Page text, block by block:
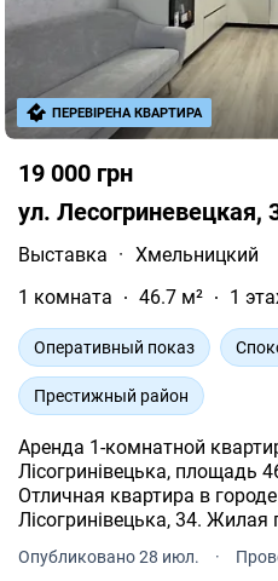
19 000 грн
ул. Лесогриневецкая,
Выставка · Хмельницкий
1 комната
46.7 м² 1
Оперативный показ
Престижный район
Аренда 1-комнатной
Лісогринівецька, площадь 46.7 кв.м. Поверх: 1/10.
Отличная квартира в
Лісогринівецька, 34.
пол. Индивидуальное
Опубликовано 28 июл. ·
ПЕРЕВІРЕНА КВАРТИРА